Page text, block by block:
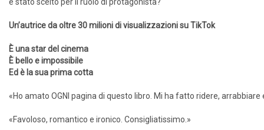
Unʼautrice da oltre 30 milioni di visualizzazioni su TikTok
È una star del cinema
È bello e impossibile
Ed è la sua prima cotta
«Ho amato OGNI pagina di questo libro. Mi ha fatto ridere,
«Favoloso, romantico e ironico. Consigliatissimo.»